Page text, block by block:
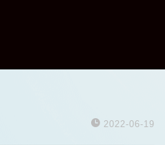
2022-06-19